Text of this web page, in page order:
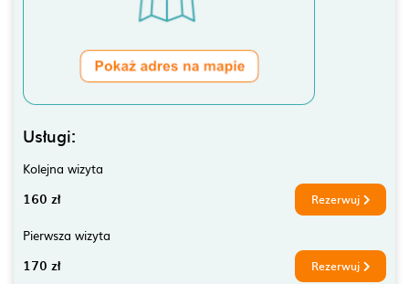
Usługi:
Kolejna wizyta
160 zł Rezerwuj
Pierwsza wizyta
170 zł Rezerwuj